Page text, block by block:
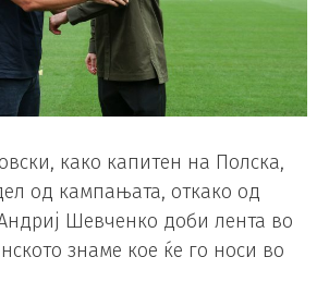
како капитен на Полска,
од кампањата, откако од
Шевченко доби лента во
знаме кое ќе го носи во